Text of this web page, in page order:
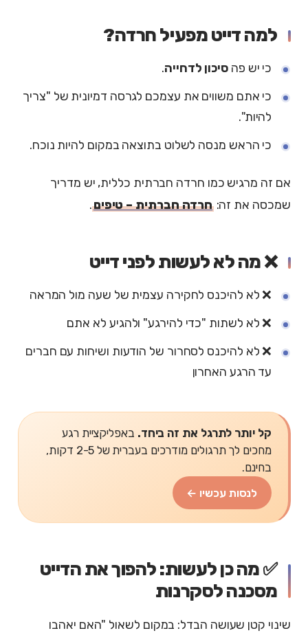
למה דייט מפעיל חרדה?
כי יש פה סיכון לדחייה.
כי אתם משווים את עצמכם לגרסה דמיונית של "צריך
להיות".
כי הראש מנסה לשלוט בתוצאה במקום להיות נוכח.
אם זה מרגיש כמו חרדה חברתית כללית, יש מדריך
שמכסה את זה:חרדה חברתית – טיפים.
❌ מה לא לעשות לפני דייט
❌ לא להיכנס לחקירה עצמית של שעה מול המראה
❌ לא לשתות "כדי להירגע" ולהגיע לא אתם
❌ לא להיכנס לסחרור של הודעות ושיחות עם חברים
עד הרגע האחרון
קל יותר לתרגל את זה ביחד. באפליקציית רגע
מחכים לך תרגולים מודרכים בעברית של 2-5 דקות,
בחינם.
לנסות עכשיו ←
✅ מה כן לעשות: להפוך את הדייט
מסכנה לסקרנות
שינוי קטן שעושה הבדל: במקום לשאול "האם יאהבו